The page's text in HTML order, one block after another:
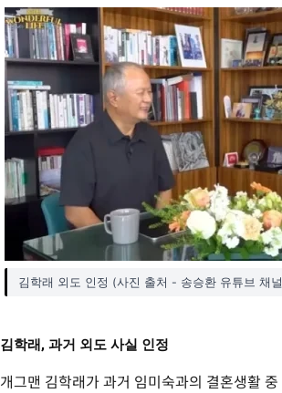
약
김학래 외도 인정 (사진 출처 - 송승환 유튜브 채
김학래, 과거 외도 사실 인정
개그맨 김학래가 과거 임미숙과의 결혼생활